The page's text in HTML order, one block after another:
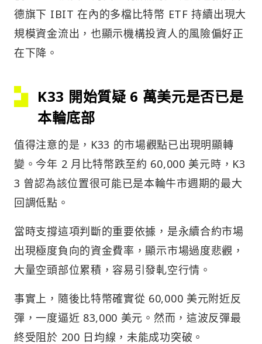
德旗下 IBIT 在內的多檔比特幣 ETF 持續出現大
規模資金流出，也顯示機構投資人的風險偏好正
在下降。
K33 開始質疑 6 萬美元是否已是
本輪底部
值得注意的是，K33 的市場觀點已出現明顯轉
變。今年 2 月比特幣跌至約 60,000 美元時，K3
3 曾認為該位置很可能已是本輪牛市週期的最大
回調低點。
當時支撐這項判斷的重要依據，是永續合約市場
出現極度負向的資金費率，顯示市場過度悲觀，
大量空頭部位累積，容易引發軋空行情。
事實上，隨後比特幣確實從 60,000 美元附近反
彈，一度逼近 83,000 美元。然而，這波反彈最
終受阻於 200 日均線，未能成功突破。